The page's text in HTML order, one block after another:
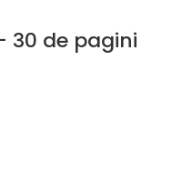
30 de pagini